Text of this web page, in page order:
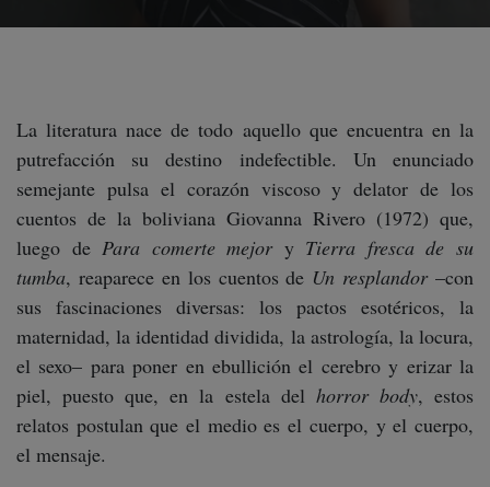
La literatura nace de todo aquello que encuentra en la
putrefacción su destino indefectible. Un enunciado
semejante pulsa el corazón viscoso y delator de los
cuentos de la boliviana Giovanna Rivero (1972) que,
luego dePara comerte mejory Tierra fresca de su
tumba, reaparece en los cuentos de Un resplandor–con
sus fascinaciones diversas: los pactos esotéricos, la
maternidad, la identidad dividida, la astrología, la locura,
el sexo– para poner en ebullición el cerebro y erizar la
piel, puesto que, en la estela del horror body, estos
relatos postulan que el medio es el cuerpo, y el cuerpo,
el mensaje.